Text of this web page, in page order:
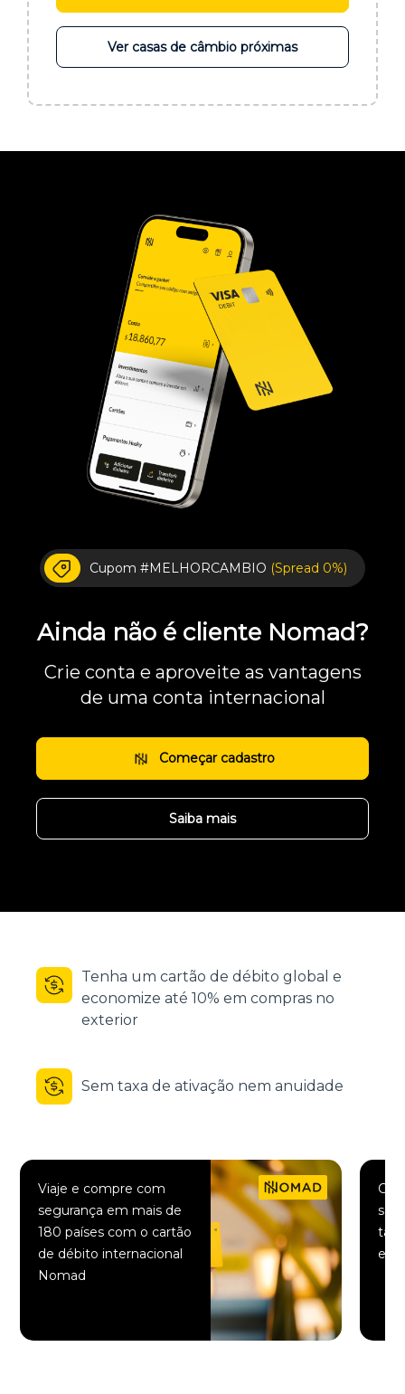
Ver casas de câmbio próximas
Cupom #MELHORCAMBIO (Spread 0%)
Ainda não é cliente Nomad?
Crie conta e aproveite as vantagens
de uma conta internacional
Começar cadastro
Saiba mais
Tenha um cartão de débito global e
economize até 10% em compras no
exterior
Sem taxa de ativação nem anuidade
Viaje e compre com
segurança em mais de
180 países com o cartão
de débito internacional
Nomad